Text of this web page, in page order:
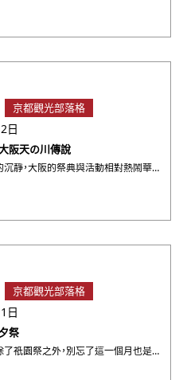
京都觀光部落格
日
阪天の川傳說
相較於京都的沉靜，大阪的祭典與活動相對熱鬧華麗。相傳在大阪天滿橋這一帶，自古就是祭祀天上繁星的區域，與銀河有關 ・・・
京都觀光部落格
日
祭
七月的京都除了祇園祭之外，別忘了這一個月也是與七夕有著緊密關聯的月份。說到日本的七夕，原本並沒有「情人節」的意 ・・・